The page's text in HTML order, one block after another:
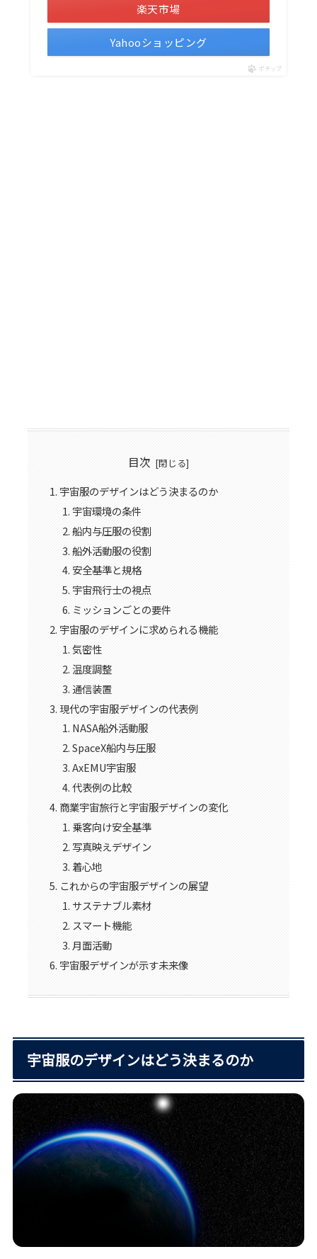
楽天市場
Yahooショッピング
ポチップ
目次
宇宙服のデザインはどう決まるのか
宇宙環境の条件
船内与圧服の役割
船外活動服の役割
安全基準と規格
宇宙飛行士の視点
ミッションごとの要件
宇宙服のデザインに求められる機能
気密性
温度調整
通信装置
現代の宇宙服デザインの代表例
NASA船外活動服
SpaceX船内与圧服
AxEMU宇宙服
代表例の比較
商業宇宙旅行と宇宙服デザインの変化
乗客向け安全基準
写真映えデザイン
着心地
これからの宇宙服デザインの展望
サステナブル素材
スマート機能
月面活動
宇宙服デザインが示す未来像
宇宙服のデザインはどう決まるのか